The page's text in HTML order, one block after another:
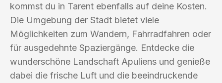
kommst du in Tarent ebenfalls auf deine Kosten.
Die Umgebung der Stadt bietet viele
Möglichkeiten zum Wandern, Fahrradfahren oder
für ausgedehnte Spaziergänge. Entdecke die
wunderschöne Landschaft Apuliens und genieße
dabei die frische Luft und die beeindruckende